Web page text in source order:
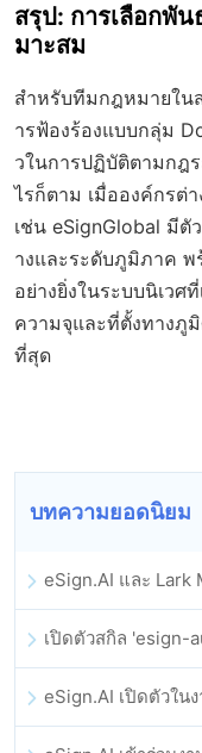
สรุป: การเลือกพั
มาะสม
สำหรับทีมกฎหมายใน
ารฟ้องร้องแบบกลุ่ม
วในการปฏิบัติตามกฎร
ไรก็ตาม เมื่อองค์กรต่
เช่น eSignGlobal มีตั
างและระดับภูมิภาค
อย่างยิ่งในระบบนิเวศ
ความจุและที่ตั้งทางภู
ที่สุด
บทความยอดนิยม